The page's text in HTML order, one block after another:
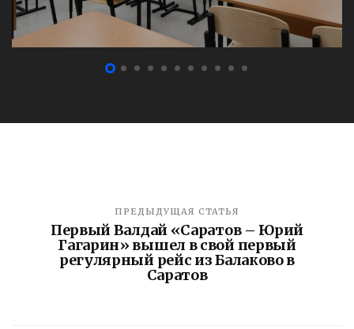
ПРЕДЫДУЩАЯ СТАТЬЯ
Первый Валдай «Саратов – Юрий
Гагарин» вышел в свой первый
регулярный рейс из Балаково в
Саратов